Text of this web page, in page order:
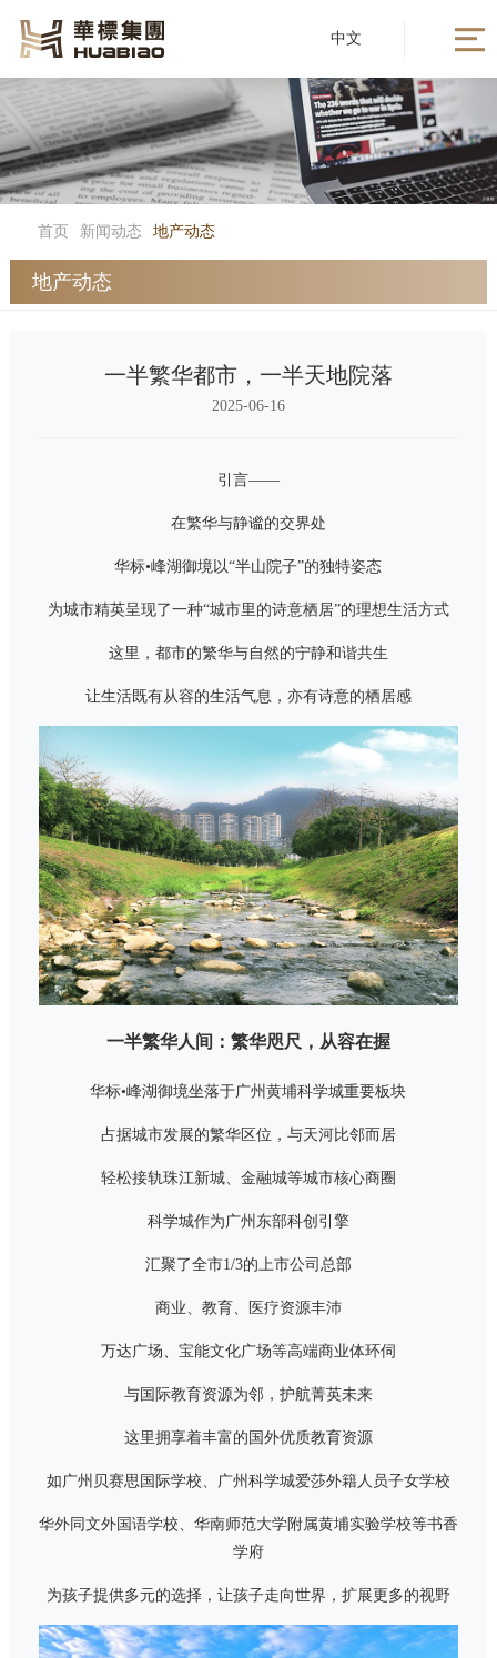
中文
首页 新闻动态 地产动态
地产动态
一半繁华都市，一半天地院落
2025-06-16
引言——
在繁华与静谧的交界处
华标•峰湖御境以“半山院子”的独特姿态
为城市精英呈现了一种“城市里的诗意栖居”的理想生活方式
这里，都市的繁华与自然的宁静和谐共生
让生活既有从容的生活气息，亦有诗意的栖居感
一半繁华人间：繁华咫尺，从容在握
华标•峰湖御境坐落于广州黄埔科学城重要板块
占据城市发展的繁华区位，与天河比邻而居
轻松接轨珠江新城、金融城等城市核心商圈
科学城作为广州东部科创引擎
汇聚了全市1/3的上市公司总部
商业、教育、医疗资源丰沛
万达广场、宝能文化广场等高端商业体环伺
与国际教育资源为邻，护航菁英未来
这里拥享着丰富的国外优质教育资源
如广州贝赛思国际学校、广州科学城爱莎外籍人员子女学校
华外同文外国语学校、华南师范大学附属黄埔实验学校等书香
学府
为孩子提供多元的选择，让孩子走向世界，扩展更多的视野